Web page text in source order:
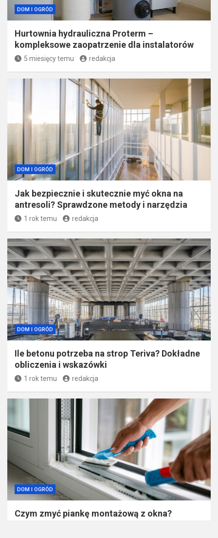
DOM I OGRÓD
Hurtownia hydrauliczna Proterm –
kompleksowe zaopatrzenie dla instalatorów
5 miesięcy temu redakcja
DOM I OGRÓD
Jak bezpiecznie i skutecznie myć okna na
antresoli? Sprawdzone metody i narzędzia
1 rok temu redakcja
DOM I OGRÓD
Ile betonu potrzeba na strop Teriva? Dokładne
obliczenia i wskazówki
1 rok temu redakcja
DOM I OGRÓD
Czym zmyć piankę montażową z okna?